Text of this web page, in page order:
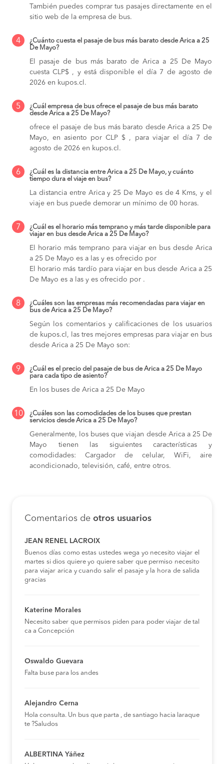
También puedes comprar tus pasajes directamente en el
sitio web de la empresa de bus.
4
¿Cuánto cuesta el pasaje de bus más barato desde Arica a 25
De Mayo?
El pasaje de bus más barato de Arica a 25 De Mayo
cuesta CLP$ , y está disponible el día 7 de agosto de
2026 en kupos.cl.
5
¿Cuál empresa de bus ofrece el pasaje de bus más barato
desde Arica a 25 De Mayo?
ofrece el pasaje de bus más barato desde Arica a 25 De
Mayo, en asiento por CLP $ , para viajar el día 7 de
agosto de 2026 en kupos.cl.
6
¿Cuál es la distancia entre Arica a 25 De Mayo, y cuánto
tiempo dura el viaje en bus?
La distancia entre Arica y 25 De Mayo es de 4 Kms, y el
viaje en bus puede demorar un mínimo de 00 horas.
7
¿Cuál es el horario más temprano y más tarde disponible para
viajar en bus desde Arica a 25 De Mayo?
El horario más temprano para viajar en bus desde Arica
a 25 De Mayo es a las y es ofrecido por
El horario más tardío para viajar en bus desde Arica a 25
De Mayo es a las y es ofrecido por .
8
¿Cuáles son las empresas más recomendadas para viajar en
bus de Arica a 25 De Mayo?
Según los comentarios y calificaciones de los usuarios
de kupos.cl, las tres mejores empresas para viajar en bus
desde Arica a 25 De Mayo son:
9
¿Cuál es el precio del pasaje de bus de Arica a 25 De Mayo
para cada tipo de asiento?
En los buses de Arica a 25 De Mayo
10
¿Cuáles son las comodidades de los buses que prestan
servicios desde Arica a 25 De Mayo?
Generalmente, los buses que viajan desde Arica a 25 De
Mayo tienen las siguientes características y
comodidades: Cargador de celular, WiFi, aire
acondicionado, televisión, café, entre otros.
Comentarios de otros usuarios
JEAN RENEL LACROIX
Buenos días como estas ustedes wega yo necesito viajar el
martes si dios quiere yo quiere saber que permiso necesito
para viajar arica y cuando salir el pasaje y la hora de salida
gracias
Katerine Morales
Necesito saber que permisos piden para poder viajar de tal
ca a Concepción
Oswaldo Guevara
Falta buse para los andes
Alejandro Cerna
Hola consulta. Un bus que parta , de santiago hacia laraque
te ?Saludos
ALBERTINA Yáñez